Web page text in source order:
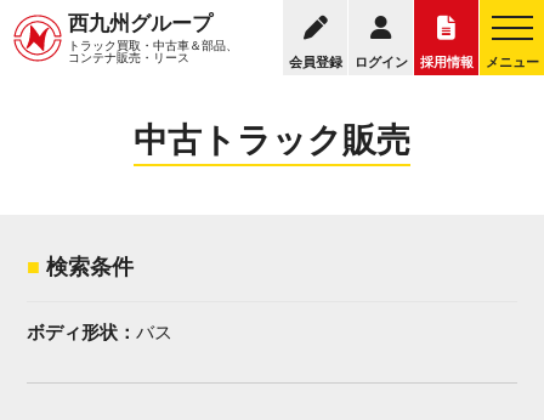
西九州グループ
トラック買取・中古車＆部品、
コンテナ販売・リース
会員登録 ログイン 採用情報 メニュー
中古トラック販売トップ トラック販売について
中古トラック販売
検索条件
ボディ形状：バス